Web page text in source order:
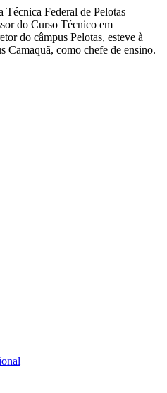
Técnica Federal de Pelotas
do Curso Técnico em
do câmpus Pelotas, esteve à
Camaquã, como chefe de ensino.